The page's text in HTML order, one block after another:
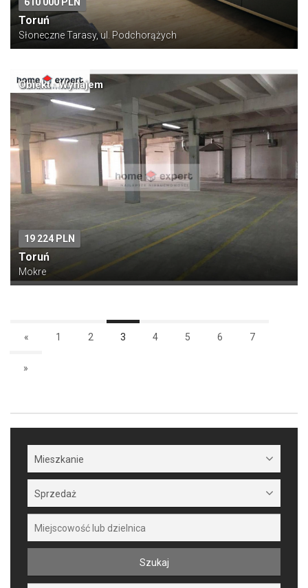
Toruń
Słoneczne Tarasy, ul. Podchorążych
Obiekt · Wynajem
19 224 PLN
Toruń
Mokre
« 1 2 3 4 5 6 7
»
Mieszkanie
Sprzedaż